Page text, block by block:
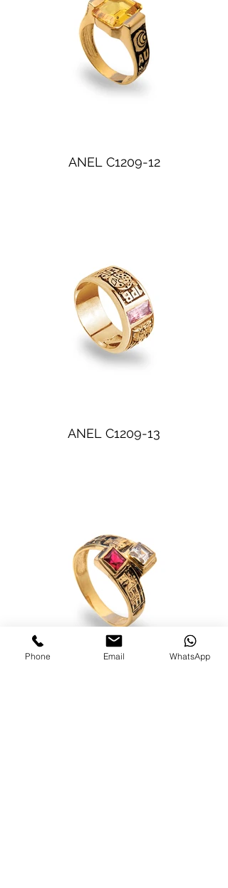
ANEL C1209-12
ANEL C1209-13
Phone Email WhatsApp